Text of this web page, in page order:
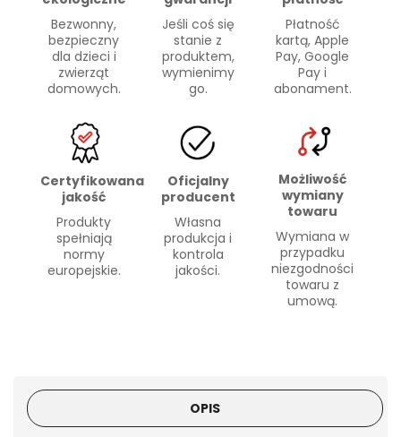
Bezwonny,
bezpieczny
dla dzieci i
zwierząt
domowych.
Jeśli coś się
stanie z
produktem,
wymienimy
go.
Płatność
kartą, Apple
Pay, Google
Pay i
abonament.
Certyfikowana
jakość
Produkty
spełniają
normy
europejskie.
Oficjalny
producent
Własna
produkcja i
kontrola
jakości.
Możliwość
wymiany
towaru
Wymiana w
przypadku
niezgodności
towaru z
umową.
OPIS